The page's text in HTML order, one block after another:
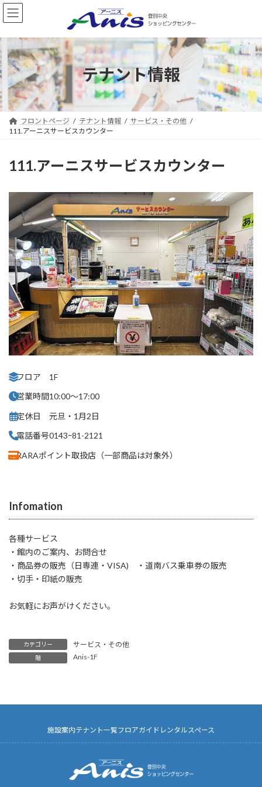
コ
ン
ン
ツ
へ
ス
ッ
プ
ナ
ビ
ー
シ
ョ
ン
移
動
テナント情報
フロントページ テナント情報
サービス・その他
111.アーニスサービスカウンター
111.アーニスサービスカウンター
フロア
1F
営業時間10:00～17:00
定休日 元旦・1月2日
電話番号0143ｰ81-2121
RARAポイント取扱店（一部商品は対象外）
Infomation
各種サービス
・館内のご案内、お問合せ
・商品券の販売（日専連・VISA) ・道南バス乗車券の販売
・切手・印紙の販売
お気軽にお声がけください。
カテゴリー サービス・その他
階 Anis-1F
施設案内テナント一覧フロアガイド レンタルスペース